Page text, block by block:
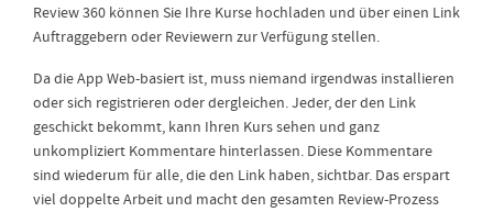
Review 360 können Sie Ihre Kurse hochladen und über einen Link
Auftraggebern oder Reviewern zur Verfügung stellen.
Da die App Web-basiert ist, muss niemand irgendwas installieren
oder sich registrieren oder dergleichen. Jeder, der den Link
geschickt bekommt, kann Ihren Kurs sehen und ganz
unkompliziert Kommentare hinterlassen. Diese Kommentare
sind wiederum für alle, die den Link haben, sichtbar. Das erspart
viel doppelte Arbeit und macht den gesamten Review-Prozess